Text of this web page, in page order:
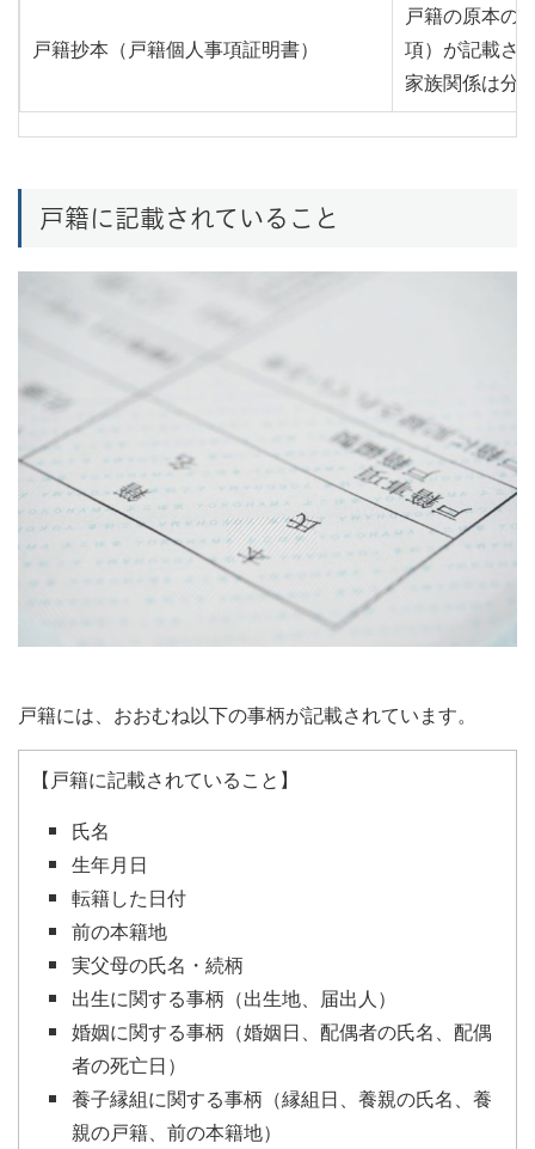
戸籍抄本（戸籍個人事項証明書）
戸籍の原本の
項）が記載さ
家族関係は分
戸籍に記載されていること
戸籍には、おおむね以下の事柄が記載されています。
【戸籍に記載されていること】
氏名
生年月日
転籍した日付
前の本籍地
実父母の氏名・続柄
出生に関する事柄（出生地、届出人）
婚姻に関する事柄（婚姻日、配偶者の氏名、配偶
者の死亡日）
養子縁組に関する事柄（縁組日、養親の氏名、養
親の戸籍、前の本籍地）